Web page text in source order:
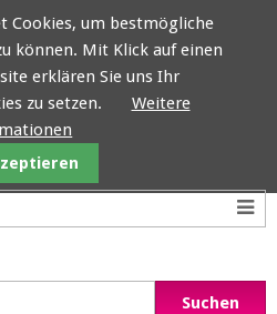
Cookies, um bestmögliche
können. Mit Klick auf einen
erklären Sie uns Ihr
zu setzen.
Weitere